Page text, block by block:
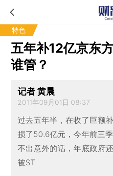
特色
五年补12亿京东
谁管？
记者 黄晨
2011年09月01日 08:37
过去五年半，在收了巨额
损了50.6亿元，今年前三
不出意外的话，年底政府
被ST